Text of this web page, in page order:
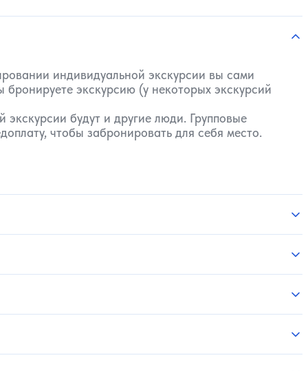
индивидуальной экскурсии вы сами
экскурсию (у некоторых экскурсий
будут и другие люди. Групповые
чтобы забронировать для себя место.